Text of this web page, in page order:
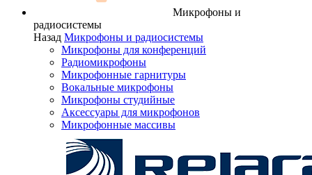
Микрофоны и
радиосистемы
Назад Микрофоны и радиосистемы
Микрофоны для конференций
Радиомикрофоны
Микрофонные гарнитуры
Вокальные микрофоны
Микрофоны студийные
Аксессуары для микрофонов
Микрофонные массивы